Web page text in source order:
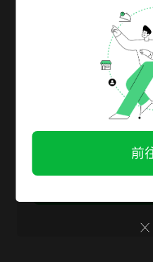
登入
30秒登
免費
放大你
再領獨家素
LINE登
前